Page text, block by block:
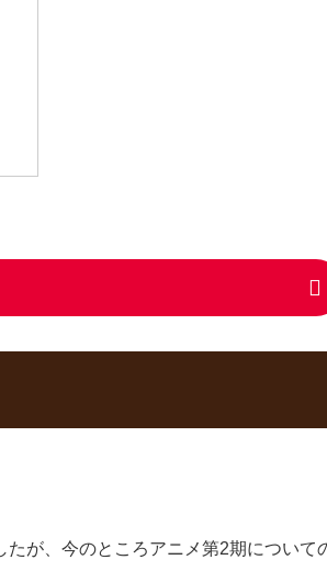
が、今のところアニメ第2期について